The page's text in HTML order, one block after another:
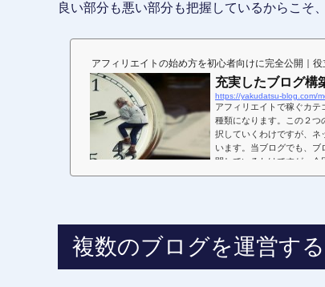
良い部分も悪い部分も把握しているからこそ
アフィリエイトの始め方を初心者向けに完全公開｜
充実したブログ構
https://yakudatsu-blog.com/
アフィリエイトで稼ぐカテ
種類になります。この２つ
択していくわけですが、ネ
います。当ブログでも、
開しているわけですが、今
説して...
複数のブログを運営す